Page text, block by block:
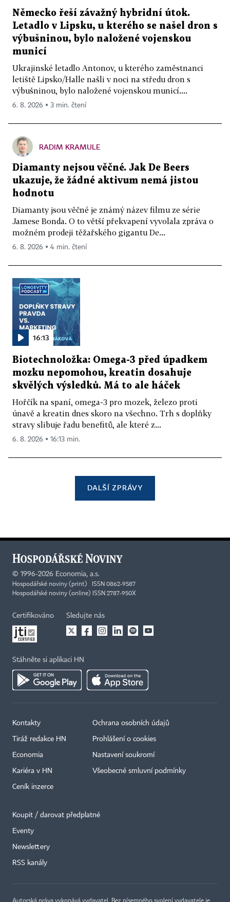
Německo řeší závažný hybridní útok.
Letadlo v Lipsku, u kterého se našel dron s
výbušninou, bylo naložené vojenskou
municí
Ukrajinské letadlo Antonov, u kterého zaměstnanci
letiště Lipsko/Halle našli v noci na středu dron s
výbušninou, bylo naložené vojenskou municí....
6. 8. 2026 ▪ 3 min. čtení
RADIM KRAMULE
Diamanty nejsou věčné. Jak De Beers
ukazuje, že žádné aktivum nemá jistou
hodnotu
Diamanty jsou věčné je známý název filmu ze série
Jamese Bonda. O to větší překvapení vyvolala zpráva o
možném prodeji těžařského gigantu De...
6. 8. 2026 ▪ 4 min. čtení
16:13
Biotechnoložka: Omega-3 před úpadkem
mozku nepomohou, kreatin dosahuje
skvělých výsledků. Má to ale háček
Hořčík na spaní, omega-3 pro mozek, železo proti
únavě a kreatin dnes skoro na všechno. Trh s doplňky
stravy slibuje řadu benefitů, ale které z...
6. 8. 2026 ▪ 16:13 min.
DALŠÍ ZPRÁVY
© 1996-2026 Economia, a.s.
Hospodářské noviny (print) ISSN 0862-9587
Hospodářské noviny (online) ISSN 2787-950X
Certifikováno Sledujte nás
Stáhněte si aplikaci HN
Kontakty
Tiráž redakce HN
Economia
Kariéra v HN
Ceník inzerce
Ochrana osobních údajů
Prohlášení o cookies
Nastavení soukromí
Všeobecné smluvní podmínky
Koupit / darovat předplatné
Eventy
Newslettery
RSS kanály
Autorská práva vykonává vydavatel. Bez písemného svolení vydavatele je